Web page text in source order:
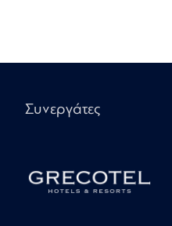
Συνεργάτες